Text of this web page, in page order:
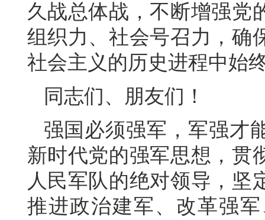
久战总体战，不断增强党
组织力、社会号召力，确
社会主义的历史进程中始
同志们、朋友们！
强国必须强军，军强才
新时代党的强军思想，贯
人民军队的绝对领导，坚
推进政治建军、改革强